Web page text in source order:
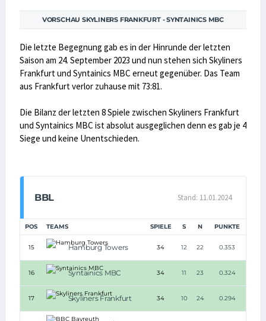
VORSCHAU SKYLINERS FRANKFURT - SYNTAINICS MBC
Die letzte Begegnung gab es in der Hinrunde der letzten
Saison am 24. September 2023 und nun stehen sich Skyliners
Frankfurt und Syntainics MBC erneut gegenüber. Das Team
aus Frankfurt verlor zuhause mit 73:81.
Die Bilanz der letzten 8 Spiele zwischen Skyliners Frankfurt
und Syntainics MBC ist absolut ausgeglichen denn es gab je 4
Siege und keine Unentschieden.
BBL Stand: 11.01.2024
POS TEAMS SPIELE S N PUNKTE
15 Hamburg Towers 34 12 22 0.353
16 Syntainics MBC 34 11 23 0.324
17 Skyliners Frankfurt 34 10 24 0.294